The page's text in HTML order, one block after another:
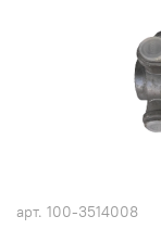
арт. 100-3514008